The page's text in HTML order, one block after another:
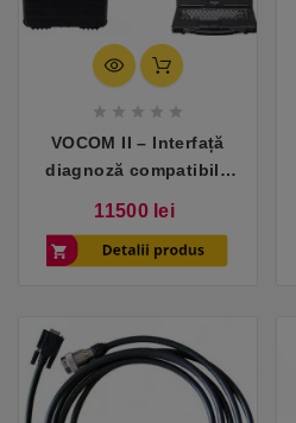
    
VOCOM II – Interfață
diagnoză compatibilă
11500 lei